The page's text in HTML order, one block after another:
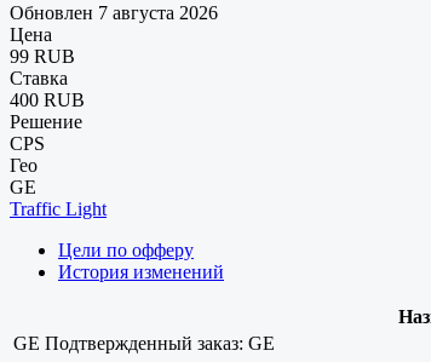
Обновлен 7 августа 2026
Цена
99 RUB
Ставка
400 RUB
Решение
CPS
Гео
GE
Traffic Light
Цели по офферу
История изменений
GE Подтвержденный заказ: GE